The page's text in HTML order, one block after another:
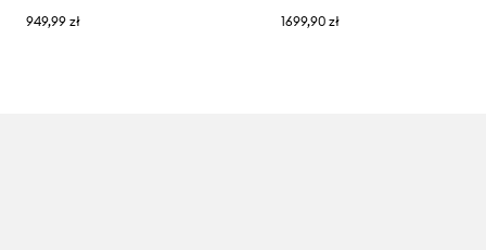
949,99 zł
1699,90 zł